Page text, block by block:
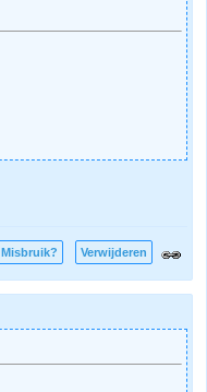
Misbruik? Verwijderen